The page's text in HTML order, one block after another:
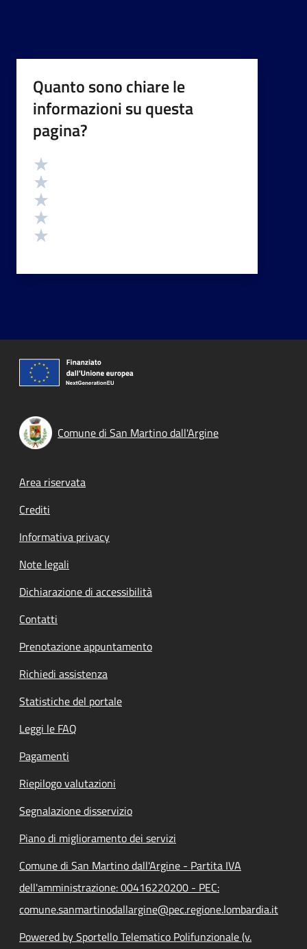
Quanto sono chiare le
informazioni su questa
pagina?
Valutazione
Comune di San Martino dall'Argine
Footer menu
Area riservata
Crediti
Informativa privacy
Note legali
Dichiarazione di accessibilità
Contatti
Prenotazione appuntamento
Richiedi assistenza
Statistiche del portale
Leggi le FAQ
Pagamenti
Riepilogo valutazioni
Segnalazione disservizio
Piano di miglioramento dei servizi
Comune di San Martino dall'Argine - Partita IVA
dell'amministrazione: 00416220200 - PEC:
comune.sanmartinodallargine@pec.regione.lombardia.it
Powered by Sportello Telematico Polifunzionale (v.